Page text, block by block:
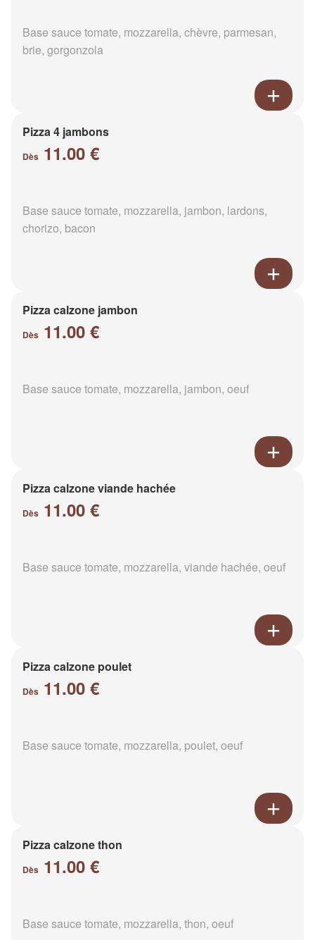
Base sauce tomate, mozzarella, chèvre, parmesan,
brie, gorgonzola
Pizza 4 jambons
Dès 11.00 €
Base sauce tomate, mozzarella, jambon, lardons,
chorizo, bacon
Pizza calzone jambon
Dès 11.00 €
Base sauce tomate, mozzarella, jambon, oeuf
Pizza calzone viande hachée
Dès 11.00 €
Base sauce tomate, mozzarella, viande hachée, oeuf
Pizza calzone poulet
Dès 11.00 €
Base sauce tomate, mozzarella, poulet, oeuf
Pizza calzone thon
Dès 11.00 €
Base sauce tomate, mozzarella, thon, oeuf